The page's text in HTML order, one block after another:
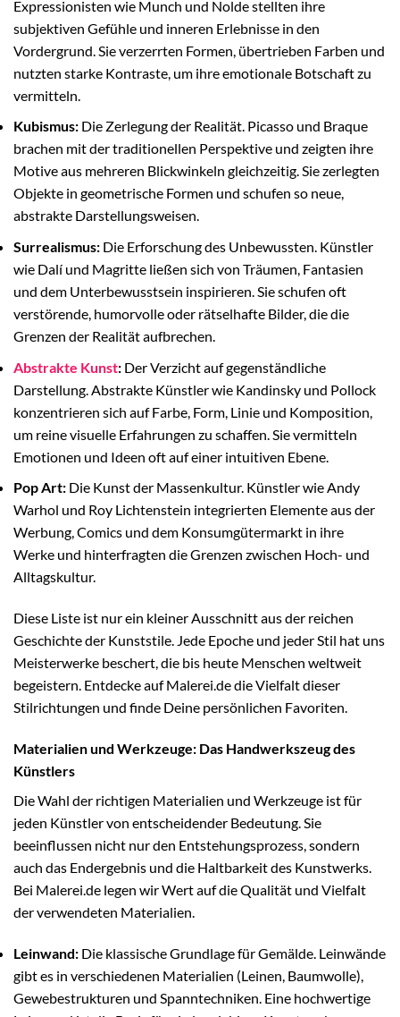
Expressionisten wie Munch und Nolde stellten ihre
subjektiven Gefühle und inneren Erlebnisse in den
Vordergrund. Sie verzerrten Formen, übertrieben Farben und
nutzten starke Kontraste, um ihre emotionale Botschaft zu
vermitteln.
Kubismus: Die Zerlegung der Realität. Picasso und Braque
brachen mit der traditionellen Perspektive und zeigten ihre
Motive aus mehreren Blickwinkeln gleichzeitig. Sie zerlegten
Objekte in geometrische Formen und schufen so neue,
abstrakte Darstellungsweisen.
Surrealismus: Die Erforschung des Unbewussten. Künstler
wie Dalí und Magritte ließen sich von Träumen, Fantasien
und dem Unterbewusstsein inspirieren. Sie schufen oft
verstörende, humorvolle oder rätselhafte Bilder, die die
Grenzen der Realität aufbrechen.
Abstrakte Kunst: Der Verzicht auf gegenständliche
Darstellung. Abstrakte Künstler wie Kandinsky und Pollock
konzentrieren sich auf Farbe, Form, Linie und Komposition,
um reine visuelle Erfahrungen zu schaffen. Sie vermitteln
Emotionen und Ideen oft auf einer intuitiven Ebene.
Pop Art: Die Kunst der Massenkultur. Künstler wie Andy
Warhol und Roy Lichtenstein integrierten Elemente aus der
Werbung, Comics und dem Konsumgütermarkt in ihre
Werke und hinterfragten die Grenzen zwischen Hoch- und
Alltagskultur.
Diese Liste ist nur ein kleiner Ausschnitt aus der reichen
Geschichte der Kunststile. Jede Epoche und jeder Stil hat uns
Meisterwerke beschert, die bis heute Menschen weltweit
begeistern. Entdecke auf Malerei.de die Vielfalt dieser
Stilrichtungen und finde Deine persönlichen Favoriten.
Materialien und Werkzeuge: Das Handwerkszeug des
Künstlers
Die Wahl der richtigen Materialien und Werkzeuge ist für
jeden Künstler von entscheidender Bedeutung. Sie
beeinflussen nicht nur den Entstehungsprozess, sondern
auch das Endergebnis und die Haltbarkeit des Kunstwerks.
Bei Malerei.de legen wir Wert auf die Qualität und Vielfalt
der verwendeten Materialien.
Leinwand: Die klassische Grundlage für Gemälde. Leinwände
gibt es in verschiedenen Materialien (Leinen, Baumwolle),
Gewebestrukturen und Spanntechniken. Eine hochwertige